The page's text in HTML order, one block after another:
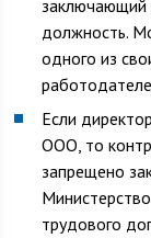
заключающий
должность.
одного из
Если
ООО, то
запрещено
трудового